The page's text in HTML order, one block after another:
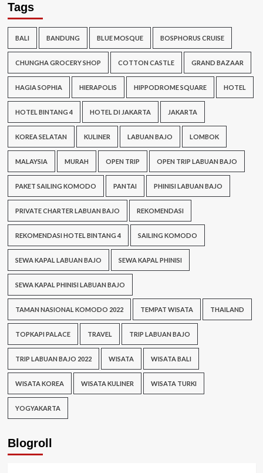
Tags
BALI BANDUNG BLUE MOSQUE BOSPHORUS CRUISE
CHUNGHA GROCERY SHOP COTTON CASTLE GRAND BAZAAR
HAGIA SOPHIA HIERAPOLIS HIPPODROME SQUARE HOTEL
HOTEL BINTANG 4 HOTEL DI JAKARTA JAKARTA
KOREA SELATAN KULINER LABUAN BAJO LOMBOK
MALAYSIA MURAH OPEN TRIP OPEN TRIP LABUAN BAJO
PAKET SAILING KOMODO PANTAI PHINISI LABUAN BAJO
PRIVATE CHARTER LABUAN BAJO REKOMENDASI
REKOMENDASI HOTEL BINTANG 4 SAILING KOMODO
SEWA KAPAL LABUAN BAJO SEWA KAPAL PHINISI
SEWA KAPAL PHINISI LABUAN BAJO
TAMAN NASIONAL KOMODO 2022 TEMPAT WISATA THAILAND
TOPKAPI PALACE TRAVEL TRIP LABUAN BAJO
TRIP LABUAN BAJO 2022 WISATA WISATA BALI
WISATA KOREA WISATA KULINER WISATA TURKI
YOGYAKARTA
Blogroll